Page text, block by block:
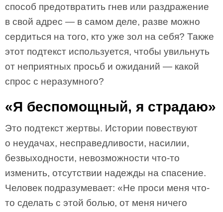
способ предотвратить гнев или раздражение
в свой адрес — в самом деле, разве можно
сердиться на того, кто уже зол на себя? Также
этот подтекст используется, чтобы увильнуть
от неприятных просьб и ожиданий — какой
спрос с неразумного?
«Я беспомощный, я страдаю»
Это подтекст жертвы. Истории повествуют
о неудачах, несправедливости, насилии,
безвыходности, невозможности что-то
изменить, отсутствии надежды на спасение.
Человек подразумевает: «Не проси меня что-
то сделать с этой болью, от меня ничего